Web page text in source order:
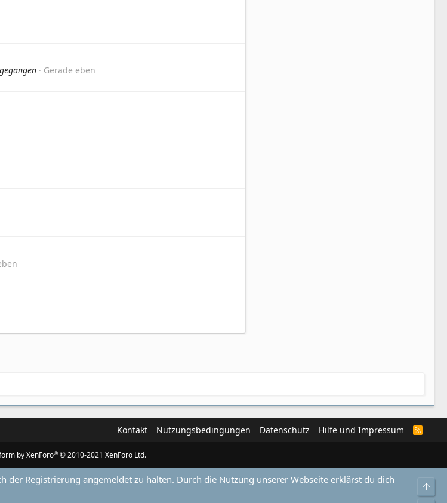
Gerade eben
Kontakt Nutzungsbedingungen Datenschutz Hilfe und Impressum
R
by XenForo® © 2010-2021 XenForo Ltd.
der Registrierung angemeldet zu halten. Durch die Nutzung unserer Webseite erklärst du dich